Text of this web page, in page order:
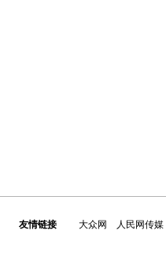
友情链接 大众网 人民网传媒